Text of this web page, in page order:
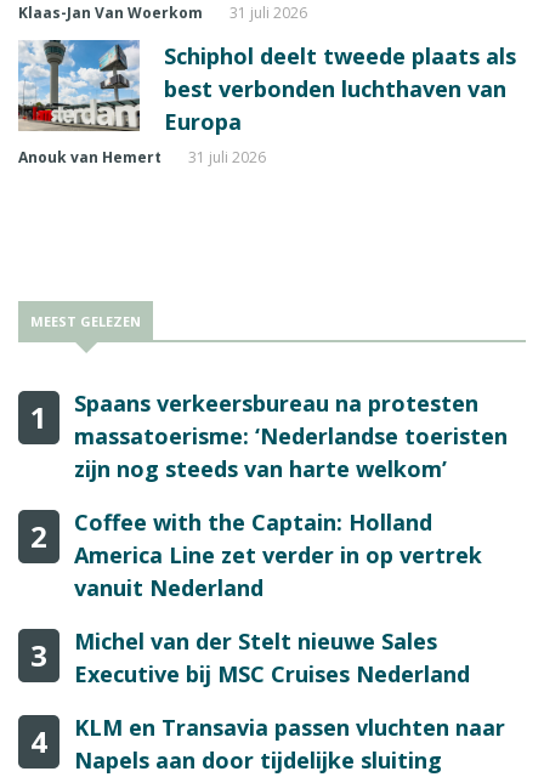
Klaas-Jan Van Woerkom 31 juli 2026
Schiphol deelt tweede plaats als
best verbonden luchthaven van
Europa
Anouk van Hemert 31 juli 2026
MEEST GELEZEN
1
Spaans verkeersbureau na protesten
massatoerisme: ‘Nederlandse toeristen
zijn nog steeds van harte welkom’
2
Coffee with the Captain: Holland
America Line zet verder in op vertrek
vanuit Nederland
3
Michel van der Stelt nieuwe Sales
Executive bij MSC Cruises Nederland
4
KLM en Transavia passen vluchten naar
Napels aan door tijdelijke sluiting